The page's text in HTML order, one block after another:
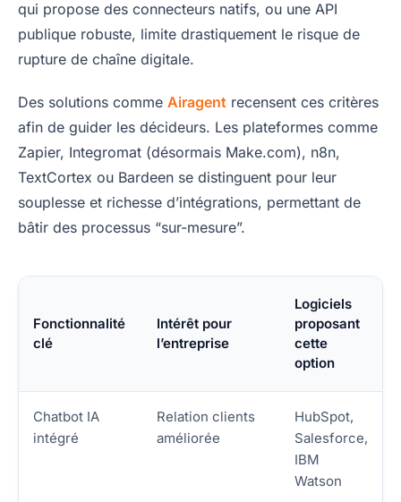
qui propose des connecteurs natifs, ou une API
publique robuste, limite drastiquement le risque de
rupture de chaîne digitale.
Des solutions comme Airagent recensent ces critères
afin de guider les décideurs. Les plateformes comme
Zapier, Integromat (désormais Make.com), n8n,
TextCortex ou Bardeen se distinguent pour leur
souplesse et richesse d’intégrations, permettant de
bâtir des processus “sur-mesure”.
Fonctionnalité
clé
Intérêt pour
l’entreprise
Logiciels
proposant
cette
option
Chatbot IA
intégré
Relation clients
améliorée
HubSpot,
Salesforce,
IBM
Watson